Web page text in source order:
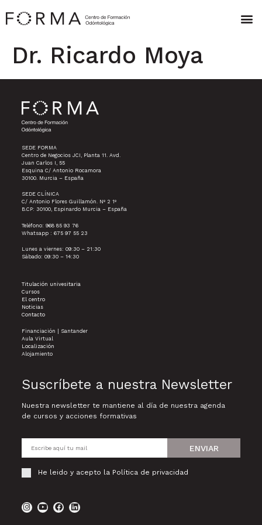
Dr. Ricardo Moya
SEDE FORMA
Centro de Negocios JCI, Planta 11. Avd.
Juan Carlos I, 55
Esquina C/ Antonio Rocamora
30100. Murcia – España
SEDE CLÍNICA
C/ Antonio Flores Guillamón. Nº 2 1º
B.CP: 30100, Espinardo Murcia – España
Teléfono: 968 85 93 76
Whatsapp : 675 97 55 23
Lunes a viernes: 09:30 – 21:30
Sábado: 09:30 – 14:30
Titulación univesitaria
Cursos
El centro
Noticias
Contacto
Financiación | Santander
Aula Virtual
Localización
Alojamiento
Suscríbete a nuestra Newsletter
Nuestra newsletter te mantiene al día de nuestra agenda
de cursos y acciones formativas
He leido y acepto la Política de privacidad
ENVIAR